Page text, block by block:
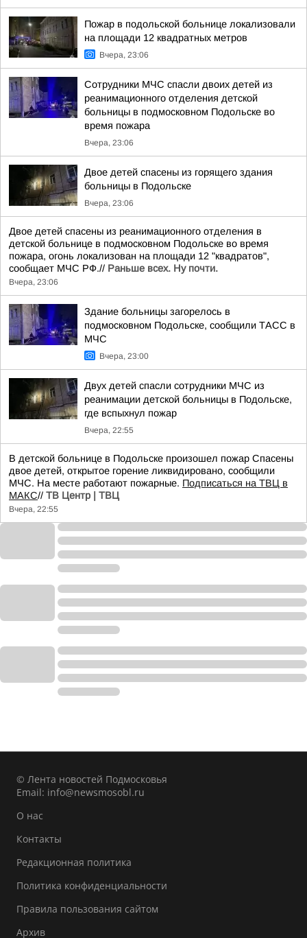
Пожар в подольской больнице локализовали
на площади 12 квадратных метров
Вчера, 23:06
Сотрудники МЧС спасли двоих детей из
реанимационного отделения детской
больницы в подмосковном Подольске во
время пожара
Вчера, 23:06
Двое детей спасены из горящего здания
больницы в Подольске
Вчера, 23:06
Двое детей спасены из реанимационного отделения в
детской больнице в подмосковном Подольске во время
пожара, огонь локализован на площади 12 "квадратов",
сообщает МЧС РФ.// Раньше всех. Ну почти.
Вчера, 23:06
Здание больницы загорелось в
подмосковном Подольске, сообщили ТАСС в
МЧС
Вчера, 23:00
Двух детей спасли сотрудники МЧС из
реанимации детской больницы в Подольске,
где вспыхнул пожар
Вчера, 22:55
В детской больнице в Подольске произошел пожар Спасены
двое детей, открытое горение ликвидировано, сообщили
МЧС. На месте работают пожарные. Подписаться на ТВЦ в
МАКС// ТВ Центр | ТВЦ
Вчера, 22:55
© Лента новостей Подмосковья
Email: info@newsmosobl.ru
О нас
Контакты
Редакционная политика
Политика конфиденциальности
Правила пользования сайтом
Архив